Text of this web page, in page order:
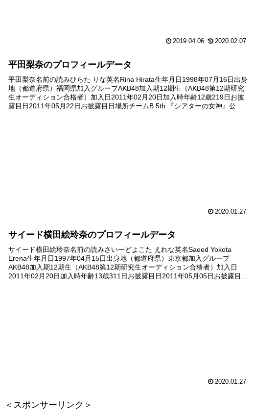
2019.04.06 2020.02.07
平田梨奈のプロフィールデータ
平田梨奈名前の読みひらた りな英名Rina Hirata生年月日1998年07月16日出身
地（都道府県）福岡県加入グループAKB48加入期12期生（AKB48第12期研究
生オーディション合格者）加入日2011年02月20日加入時年齢12歳219日お披
露目日2011年05月22日お披露目日場所チームB 5th 『シアターの女神』公演
2020.01.27
サイード横田絵玲奈のプロフィールデータ
サイード横田絵玲奈名前の読みさいーどよこた えれな英名Saeed Yokota
Erena生年月日1997年04月15日出身地（都道府県）東京都加入グループ
AKB48加入期12期生（AKB48第12期研究生オーディション合格者）加入日
2011年02月20日加入時年齢13歳311日お披露目日2011年05月05日お披露目日
2020.01.27
＜スポンサーリンク＞